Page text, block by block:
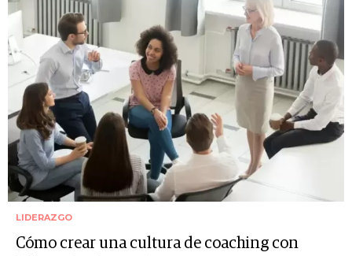
LIDERAZGO
Cómo crear una cultura de coaching con